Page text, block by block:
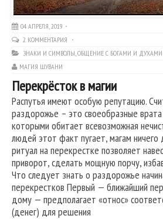
04 АПРЕЛЯ, 2019
2 КОММЕНТАРИЯ
ЗНАКИ И СИМВОЛЫ,ОБЩЕНИЕ С БОГАМИ И ДУХАМИ
МАГИЯ ШУВАНИ
Перекрёсток в магии
Распутья имеют особую репутацию.
раздорожье – это своеобразные
которыми обитает всевозможная
людей этот факт пугает, магам ничего
ритуал на перекрестке позволяет
приворот, сделать мощную порчу,
Что следует знать о раздорожье
перекрестков Первый — ближайший
дому — предполагает «относ»
(денег) для решения